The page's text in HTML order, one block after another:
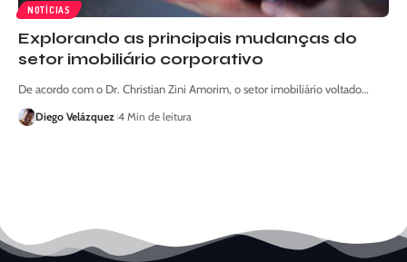
NOTÍCIAS
Explorando as principais mudanças do
setor imobiliário corporativo
De acordo com o Dr. Christian Zini Amorim, o setor imobiliário voltado…
Diego Velázquez 4 Min de leitura